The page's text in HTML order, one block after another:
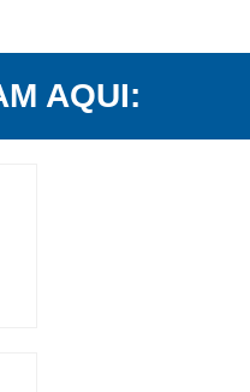
AQUI: